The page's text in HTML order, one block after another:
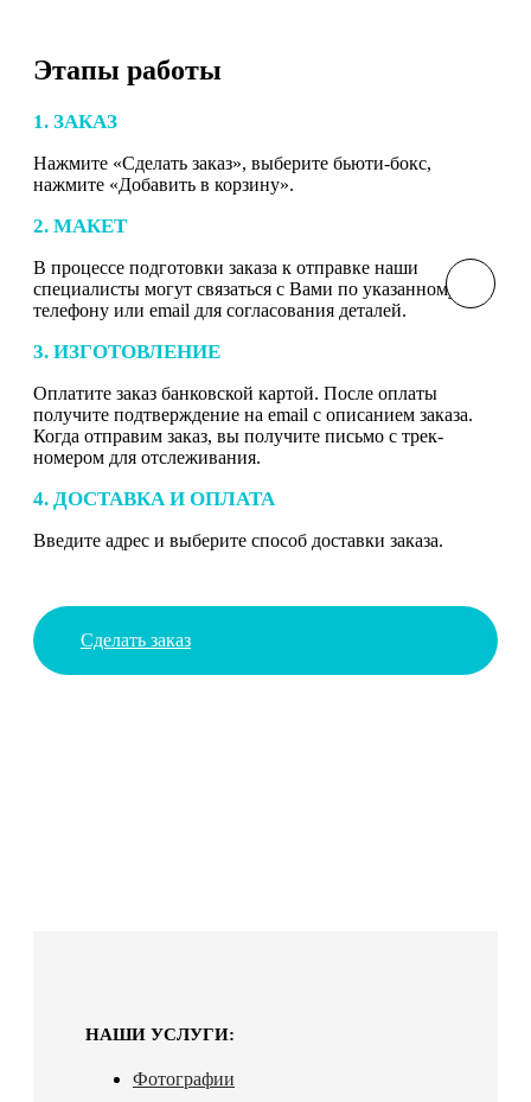
Этапы работы
1. ЗАКАЗ
Нажмите «Сделать заказ», выберите бьюти-бокс,
нажмите «Добавить в корзину».
2. МАКЕТ
В процессе подготовки заказа к отправке наши
специалисты могут связаться с Вами по указанному
телефону или email для согласования деталей.
3. ИЗГОТОВЛЕНИЕ
Оплатите заказ банковской картой. После оплаты
получите подтверждение на email с описанием заказа.
Когда отправим заказ, вы получите письмо с трек-
номером для отслеживания.
4. ДОСТАВКА И ОПЛАТА
Введите адрес и выберите способ доставки заказа.
Сделать заказ
НАШИ УСЛУГИ:
Фотографии